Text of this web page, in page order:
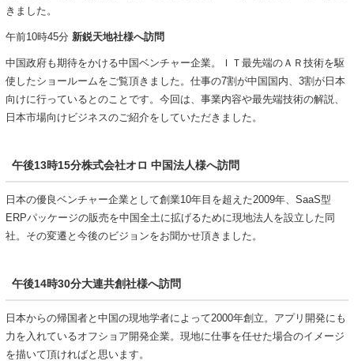
きました。
午前10時45分 新鋭天地社様へ訪問
中国政府も期待をかける中国ベンチャー企業。ＩＴ最先端のＡＲ技術を駆
使したショールームをご覧頂きました。仕事の7割が中国国内、3割が日本
向けに行っているとのことです。今回は、事業内容や最先端技術の解説、
日本市場向けビジネスのご紹介をしていただきました。
午後13時15分株式会社オロ 中国法人様へ訪問
日本の優良ベンチャー企業として創業10年目を超えた2009年、SaaS型
ERPパッケージの販売を中国全土に拡げるために現地法人を設立した同
社。その変遷と今後のビジョンをお聞かせ頂きました。
午後14時30分大連共創社様へ訪問
日本からの帰国者と中国の現地学者によって2000年創立。アプリ開発にも
力を入れているオフショア開発企業。現地に仕事を任せた場合のイメージ
を描いて頂ければと思います。